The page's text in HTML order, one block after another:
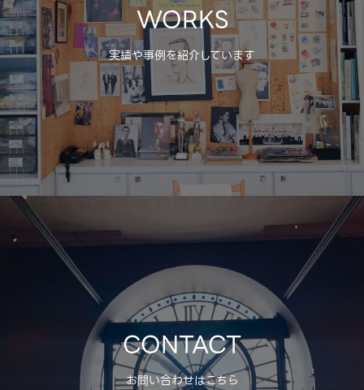
WORKS
実績や事例を紹介しています
CONTACT
お問い合わせはこちら